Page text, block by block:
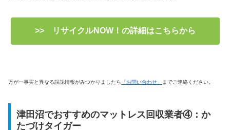
>> リサイクルNOW！の詳細はこちらから
万が一事実と異なる誤認情報がみつかりましたら 「お問い合わせ」 までご連絡ください。
津田沼でおすすめのマットレス回収業者④：か
たづけタイガー